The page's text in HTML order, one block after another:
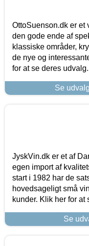
OttoSuenson.dk er et
den gode ende af
klassiske områder,
de nye og
for at se deres udvalg.
Se
JyskVin.dk er et af
egen import af
start i 1982 har de
hovedsageligt små
kunder. Klik her for at
Se